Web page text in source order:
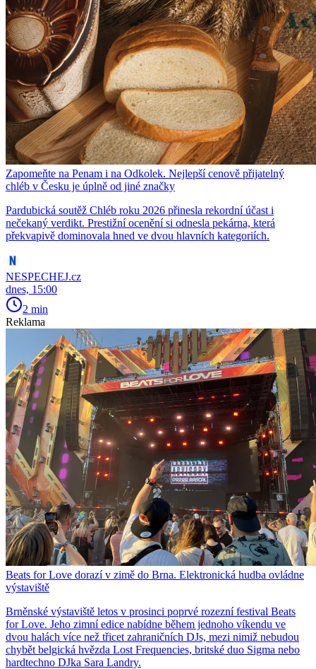
Zapomeňte na Penam i na Odkolek. Nejlepší cenově přijatelný
chléb v Česku je úplně od jiné značky
Pardubická soutěž Chléb roku 2026 přinesla rekordní účast i
nečekaný verdikt. Prestižní ocenění si odnesla pekárna, která
překvapivě dominovala hned ve dvou hlavních kategoriích.
NESPECHEJ.cz
dnes, 15:00
2 min
Reklama
Beats for Love dorazí v zimě do Brna. Elektronická hudba ovládne
výstaviště
Brněnské výstaviště letos v prosinci poprvé rozezní festival Beats
for Love. Jeho zimní edice nabídne během jednoho víkendu ve
dvou halách více než třicet zahraničních DJs, mezi nimiž nebudou
chybět belgická hvězda Lost Frequencies, britské duo Sigma nebo
hardtechno DJka Sara Landry.